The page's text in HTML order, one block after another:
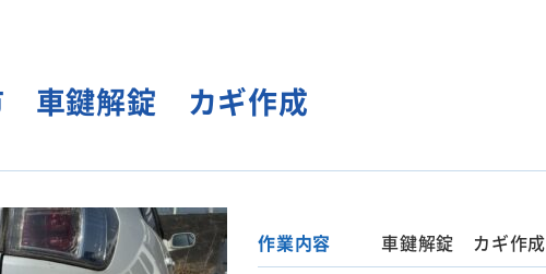
車鍵解錠 カギ作成
作業内容
車鍵解錠 カギ作成